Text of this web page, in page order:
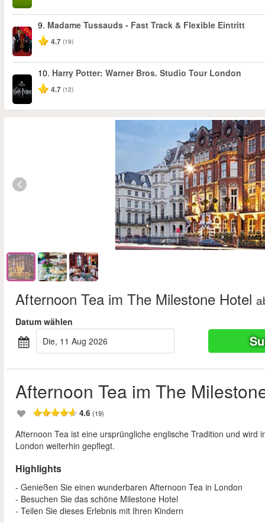
-25%
9. Madame Tussauds - Fast Track & Flexible Eintritt
4.7 (19)
10. Harry Potter: Warner Bros. Studio Tour London
4.7 (12)
Afternoon Tea im The Milestone Hotel
Datum wählen
Die, 11 Aug 2026
Afternoon Tea im The
4.6 (19)
Afternoon Tea ist eine ursprüngliche englische Tradition und
London weiterhin gepflegt.
Highlights
- Genießen Sie einen wunderbaren Afternoon Tea in London
- Besuchen Sie das schöne Milestone Hotel
- Teilen Sie dieses Erlebnis mit Ihren Kindern